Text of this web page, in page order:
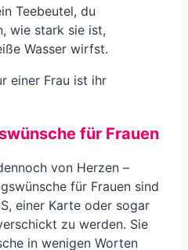
Teebeutel, du
wie stark sie ist,
Wasser wirfst.
einer Frau ist ihr
für Frauen
von Herzen –
für Frauen sind
einer Karte oder sogar
zu werden. Sie
in wenigen Worten